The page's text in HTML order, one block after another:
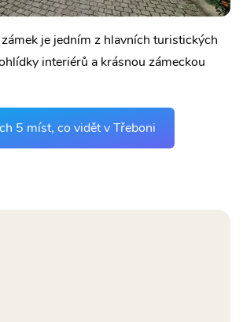
je jedním z hlavních turistických
interiérů a krásnou zámeckou
5 míst, co vidět v Třeboni